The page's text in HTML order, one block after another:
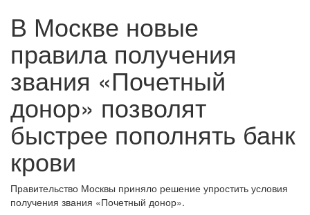
В Москве новые
правила получения
звания «Почетный
донор» позволят
быстрее пополнять банк
крови
Правительство Москвы приняло решение упростить условия
получения звания «Почетный донор».